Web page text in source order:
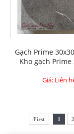
Gạch Prime
Kho gạch Prime
Giá: Liên
First 1 2